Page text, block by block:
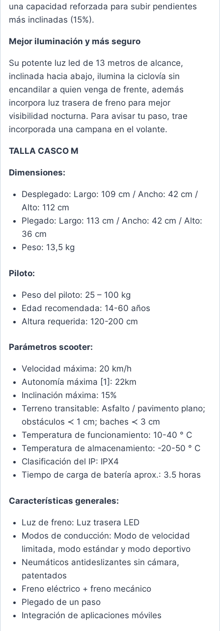
una capacidad reforzada para subir pendientes
más inclinadas (15%).
Mejor iluminación y más seguro
Su potente luz led de 13 metros de alcance,
inclinada hacia abajo, ilumina la ciclovía sin
encandilar a quien venga de frente, además
incorpora luz trasera de freno para mejor
visibilidad nocturna. Para avisar tu paso, trae
incorporada una campana en el volante.
TALLA CASCO M
Dimensiones:
Desplegado: Largo: 109 cm / Ancho: 42 cm /
Alto: 112 cm
Plegado: Largo: 113 cm / Ancho: 42 cm / Alto:
36 cm
Peso: 13,5 kg
Piloto:
Peso del piloto: 25 – 100 kg
Edad recomendada: 14-60 años
Altura requerida: 120-200 cm
Parámetros scooter:
Velocidad máxima: 20 km/h
Autonomía máxima [1]: 22km
Inclinación máxima: 15%
Terreno transitable: Asfalto / pavimento plano;
obstáculos ≺ 1 cm; baches ≺ 3 cm
Temperatura de funcionamiento: 10-40 ° C
Temperatura de almacenamiento: -20-50 ° C
Clasificación del IP: IPX4
Tiempo de carga de batería aprox.: 3.5 horas
Características generales:
Luz de freno: Luz trasera LED
Modos de conducción: Modo de velocidad
limitada, modo estándar y modo deportivo
Neumáticos antideslizantes sin cámara,
patentados
Freno eléctrico + freno mecánico
Plegado de un paso
Integración de aplicaciones móviles